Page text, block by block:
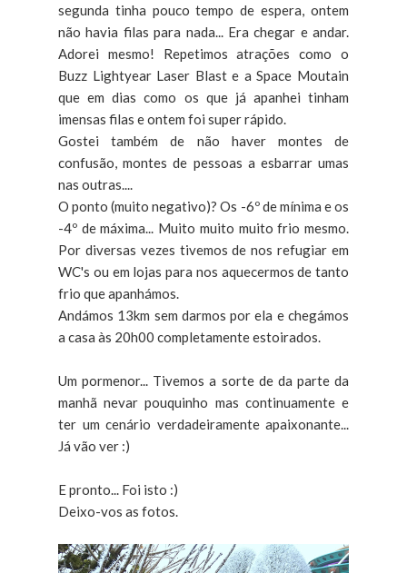
segunda tinha pouco tempo de espera, ontem
não havia filas para nada... Era chegar e andar.
Adorei mesmo! Repetimos atrações como o
Buzz Lightyear Laser Blast e a Space Moutain
que em dias como os que já apanhei tinham
imensas filas e ontem foi super rápido.
Gostei também de não haver montes de
confusão, montes de pessoas a esbarrar umas
nas outras....
O ponto (muito negativo)? Os -6º de mínima e os
-4º de máxima... Muito muito muito frio mesmo.
Por diversas vezes tivemos de nos refugiar em
WC's ou em lojas para nos aquecermos de tanto
frio que apanhámos.
Andámos 13km sem darmos por ela e chegámos
a casa às 20h00 completamente estoirados.
Um pormenor... Tivemos a sorte de da parte da
manhã nevar pouquinho mas continuamente e
ter um cenário verdadeiramente apaixonante...
Já vão ver :)
E pronto... Foi isto :)
Deixo-vos as fotos.